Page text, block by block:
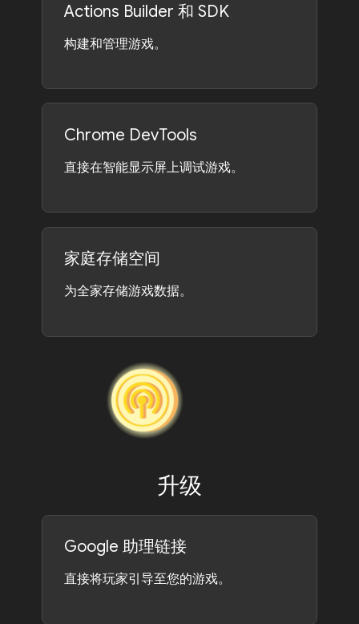
Actions Builder 和 SDK
构建和管理游戏。
Chrome DevTools
直接在智能显示屏上调试游戏。
家庭存储空间
为全家存储游戏数据。
升级
Google 助理链接
直接将玩家引导至您的游戏。